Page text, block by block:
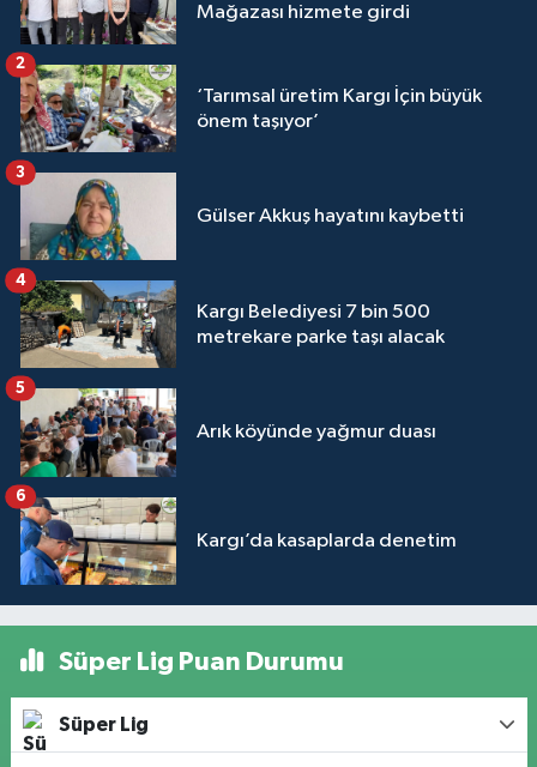
Mağazası hizmete girdi
‘Tarımsal üretim Kargı İçin büyük
önem taşıyor’
2
Gülser Akkuş hayatını kaybetti
3
Kargı Belediyesi 7 bin 500
metrekare parke taşı alacak
4
Arık köyünde yağmur duası
5
Kargı’da kasaplarda denetim
6
Süper Lig Puan Durumu
Süper Lig